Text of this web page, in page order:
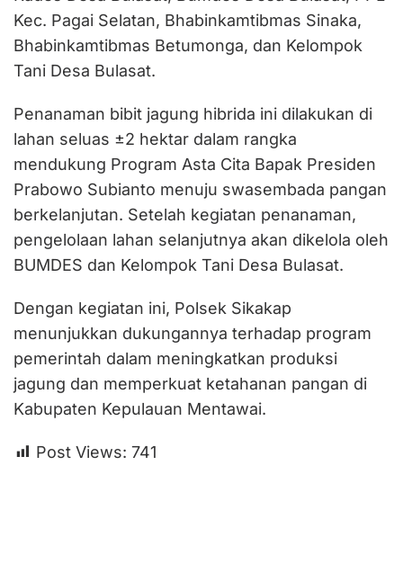
Kec. Pagai Selatan, Bhabinkamtibmas Sinaka,
Bhabinkamtibmas Betumonga, dan Kelompok
Tani Desa Bulasat.
Penanaman bibit jagung hibrida ini dilakukan di
lahan seluas ±2 hektar dalam rangka
mendukung Program Asta Cita Bapak Presiden
Prabowo Subianto menuju swasembada pangan
berkelanjutan. Setelah kegiatan penanaman,
pengelolaan lahan selanjutnya akan dikelola oleh
BUMDES dan Kelompok Tani Desa Bulasat.
Dengan kegiatan ini, Polsek Sikakap
menunjukkan dukungannya terhadap program
pemerintah dalam meningkatkan produksi
jagung dan memperkuat ketahanan pangan di
Kabupaten Kepulauan Mentawai.
Post Views: 741